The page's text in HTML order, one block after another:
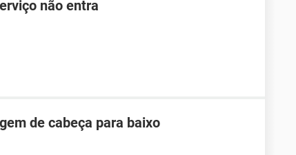
não entra
de cabeça para baixo